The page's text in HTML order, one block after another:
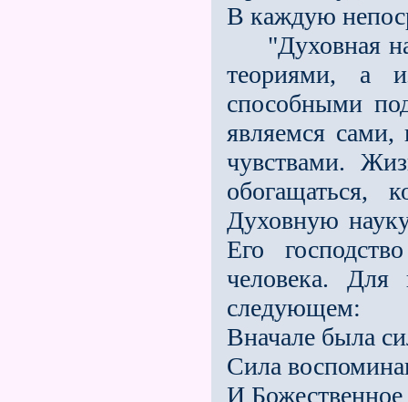
В каждую
"Духовная
теориями, а
способными
являемся
чувствами.
обогащаться,
Духовную
Его
человека.
следующем:
Вначале была
Сила
И